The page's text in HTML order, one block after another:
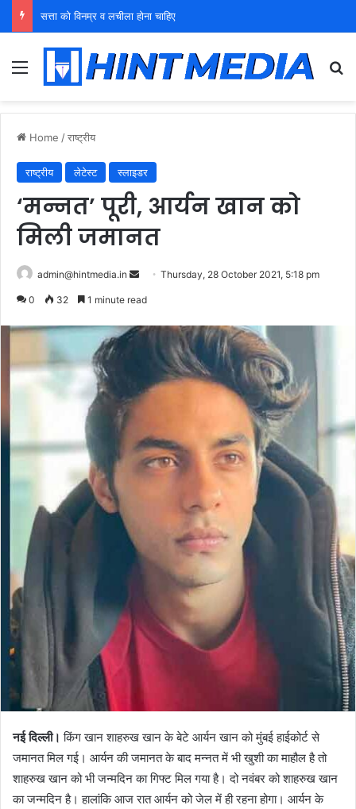
युवा शक्ति को पहचाने बूढ़ा नेतृत्व
Menu
Home /राष्ट्रीय
राष्ट्रीय लेटेस्ट स्लाइडर
‘मन्नत’ पूरी, आर्यन खान को
मिली जमानत
admin@hintmedia.in
SendThursday, 28 October 2021, 5:18 pm
0 32 1 minute read
नई दिल्ली। किंग खान शाहरुख खान के बेटे आर्यन खान को मुंबई हाईकोर्ट से
जमानत मिल गई। आर्यन की जमानत के बाद मन्नत में भी खुशी का माहौल है तो
शाहरुख खान को भी जन्मदिन का गिफ्ट मिल गया है। दो नवंबर को शाहरुख खान
का जन्मदिन है। हालांकि आज रात आर्यन को जेल में ही रहना होगा। आर्यन के